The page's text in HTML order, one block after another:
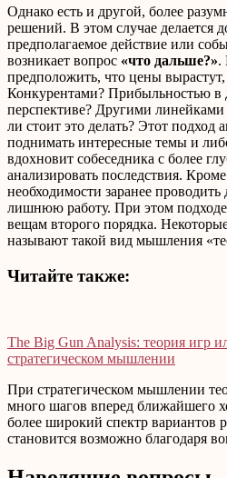
Однако есть и другой, более
решений. В этом случае делается
предполагаемое действие или
возникает вопрос «что дальше?».
предположить, что цены
Конкурентами? Прибыльностью в
перспективе? Другими
ли стоит это делать? Этот подход
поднимать интересные темы и
вдохновит собеседника с более
анализировать последствия.
необходимости заранее
лишнюю работу. При этом подходе
вещам второго порядка.
называют такой вид мышления
Читайте также:
The Big Gun Analysis: теория игр
стратегическом мышлении
При стратегическом мышлении
много шагов вперед ближайшего
более широкий спектр вариантов
становится возможно благодаря